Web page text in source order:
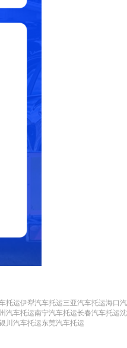
托运伊犁汽车托运三亚汽车托运海口
汽车托运南宁汽车托运长春汽车托运
川汽车托运东莞汽车托运